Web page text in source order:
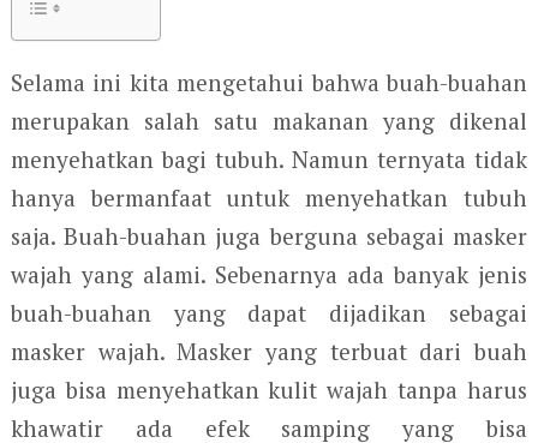
Selama ini kita mengetahui bahwa buah-buahan
merupakan salah satu makanan yang dikenal
menyehatkan bagi tubuh. Namun ternyata tidak
hanya bermanfaat untuk menyehatkan tubuh
saja. Buah-buahan juga berguna sebagai masker
wajah yang alami. Sebenarnya ada banyak jenis
buah-buahan yang dapat dijadikan sebagai
masker wajah. Masker yang terbuat dari buah
juga bisa menyehatkan kulit wajah tanpa harus
khawatir ada efek samping yang bisa